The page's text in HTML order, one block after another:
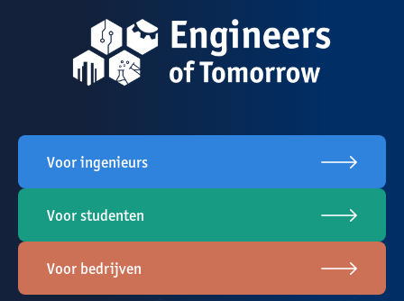
Voor ingenieurs
Voor studenten
Voor bedrijven